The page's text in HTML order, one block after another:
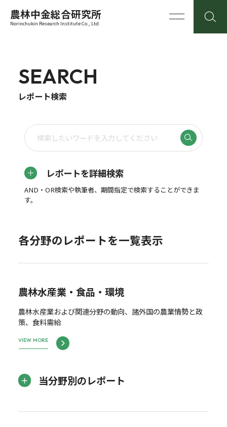
農林中金総合研究所
Norinchukin Research Institute Co., Ltd.
SEARCH
レポート検索
レポートを詳細検索
AND・OR検索や執筆者、期間指定で検索することができま
す。
各分野のレポートを一覧表示
農林水産業・食品・環境
農林水産業および関連分野の動向、諸外国の農業情勢と政
策、食料需給
VIEW MORE
当分野別のレポート